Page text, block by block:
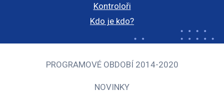
Kontroloři
Kdo je kdo?
PROGRAMOVÉ OBDOBÍ 2014-2020
NOVINKY